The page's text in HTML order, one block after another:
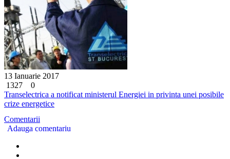
13 Ianuarie 2017
1327
0
Transelectrica a notificat ministerul Energiei in privinta unei posibile
crize energetice
Comentarii
Adauga comentariu